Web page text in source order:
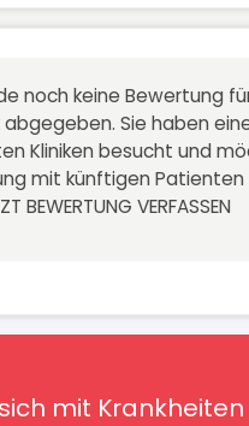
noch keine Bewertung
abgegeben. Sie haben
Kliniken besucht und
mit künftigen Patienten
BEWERTUNG VERFASSEN
mit